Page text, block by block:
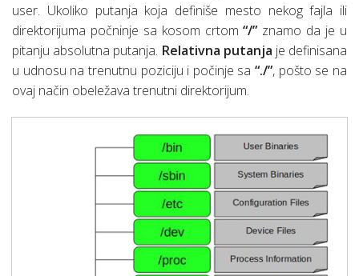
user. Ukoliko putanja koja definiše mesto nekog fajla ili
direktorijuma počninje sa kosom crtom“/” znamo da je u
pitanju absolutna putanja. Relativna putanja je definisana
u udnosu na trenutnu poziciju i počinje sa“./”, pošto se na
ovaj način obeležava trenutni direktorijum.